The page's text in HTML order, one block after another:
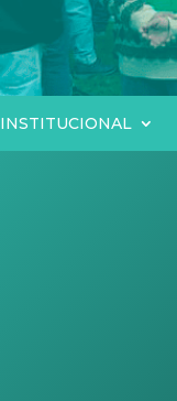
INSTITUCIONAL